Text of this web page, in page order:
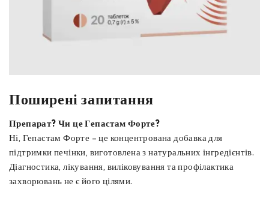
Поширені запитання
Препарат? Чи це Гепастам Форте?
Ні, Гепастам Форте – це концентрована добавка для
підтримки печінки, виготовлена ​​з натуральних інгредієнтів.
Діагностика, лікування, виліковування та профілактика
захворювань не є його цілями.